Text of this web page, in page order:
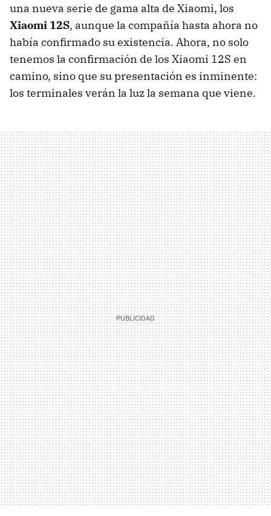
una nueva serie de gama alta de Xiaomi, los
Xiaomi 12S, aunque la compañía hasta ahora no
había confirmado su existencia. Ahora, no solo
tenemos la confirmación de los Xiaomi 12S en
camino, sino que su presentación es inminente:
los terminales verán la luz la semana que viene.